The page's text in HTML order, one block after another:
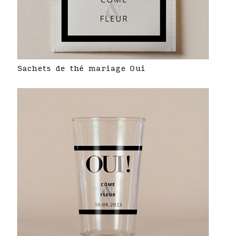
Sachets de thé mariage Oui